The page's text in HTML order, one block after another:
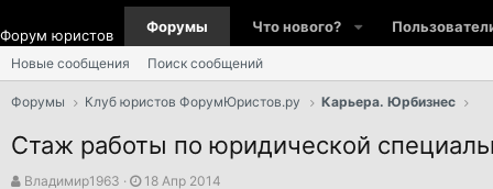
Форум юристов Форумы Что нового?
Новые сообщения Поиск сообщений
Форумы Клуб юристов ФорумЮристов.ру Карьера. Юрбизнес
Стаж работы по юридической
А
Владимир1963
Д
18 Апр 2014